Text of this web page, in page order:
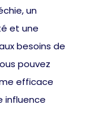
un
et une
besoins de
pouvez
efficace
influence